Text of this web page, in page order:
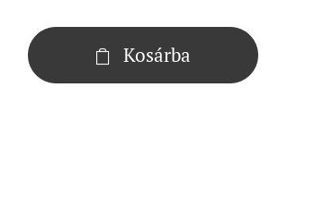
Kosárba